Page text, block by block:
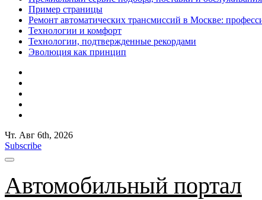
Пример страницы
Ремонт автоматических трансмиссий в Москве:
Технологии и комфорт
Технологии, подтвержденные рекордами
Эволюция как принцип
Чт. Авг 6th, 2026
Subscribe
Автомобильный портал